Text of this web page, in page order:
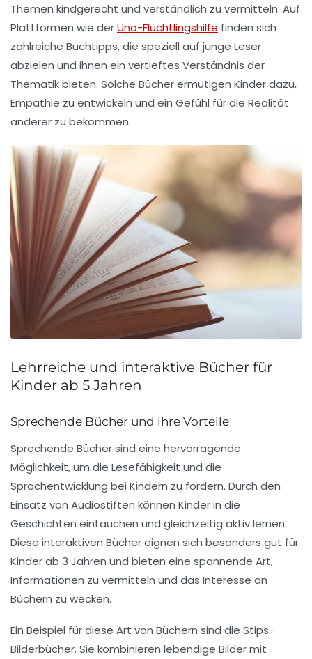
Themen kindgerecht und verständlich zu vermitteln. Auf
Plattformen wie derUno-Flüchtlingshilfe finden sich
zahlreiche Buchtipps, die speziell auf junge Leser
abzielen und ihnen ein vertieftes Verständnis der
Thematik bieten. Solche Bücher ermutigen Kinder dazu,
Empathie zu entwickeln und ein Gefühl für die Realität
anderer zu bekommen.
Lehrreiche und interaktive Bücher für
Kinder ab 5 Jahren
Sprechende Bücher und ihre Vorteile
Sprechende Bücher sind eine hervorragende
Möglichkeit, um die Lesefähigkeit und die
Sprachentwicklung bei Kindern zu fördern. Durch den
Einsatz von Audiostiften können Kinder in die
Geschichten eintauchen und gleichzeitig aktiv lernen.
Diese interaktiven Bücher eignen sich besonders gut für
Kinder ab 3 Jahren und bieten eine spannende Art,
Informationen zu vermitteln und das Interesse an
Büchern zu wecken.
Ein Beispiel für diese Art von Büchern sind die Stips-
Bilderbücher. Sie kombinieren lebendige Bilder mit